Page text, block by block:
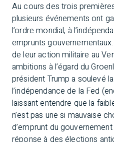
Au cours des trois
plusieurs événements ont
l’ordre mondial, à
emprunts
de leur action militaire au
ambitions à l’égard du
président Trump a soulevé
l’indépendance de la Fed
laissant entendre que la
n’est pas une si mauvaise
d’emprunt du
réponse à des élections